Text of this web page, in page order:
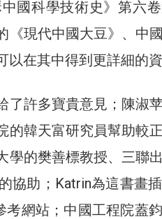
國科學技術史》第六
《現代中國大豆》、中
在其中得到更詳細的資
了許多寶貴意見；陳淑
的韓天富研究員幫助較
學的樊善標教授、三聯
協助；Katrin為這書畫
網站；中國工程院蓋